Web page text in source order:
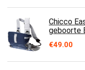
Chicco
geboorte
€49.00